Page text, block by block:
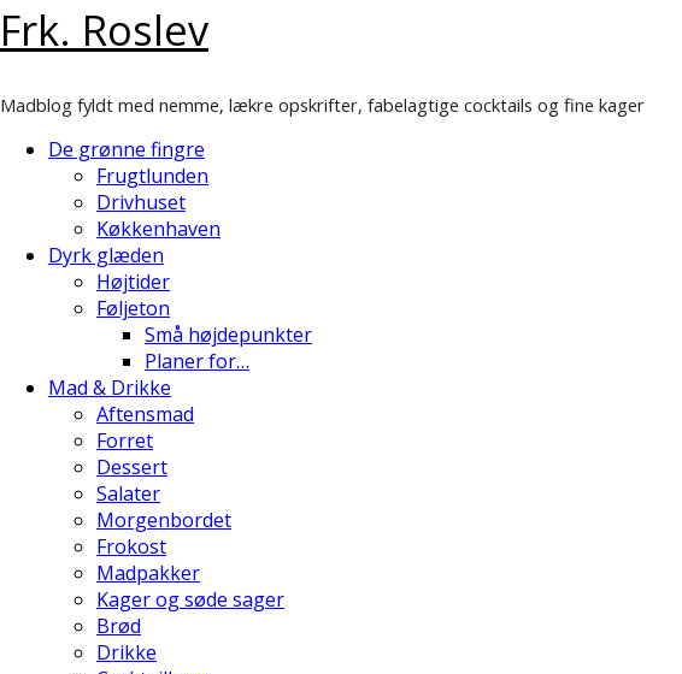
Frk. Roslev
Madblog fyldt med nemme, lækre opskrifter, fabelagtige cocktails og fine kager
De grønne fingre
Frugtlunden
Drivhuset
Køkkenhaven
Dyrk glæden
Højtider
Føljeton
Små højdepunkter
Planer for…
Mad & Drikke
Aftensmad
Forret
Dessert
Salater
Morgenbordet
Frokost
Madpakker
Kager og søde sager
Brød
Drikke